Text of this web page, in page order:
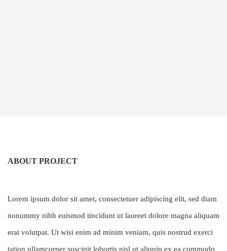
ABOUT PROJECT
Lorem ipsum dolor sit amet, consectetuer adipiscing elit, sed diam
nonummy nibh euismod tincidunt ut laoreet dolore magna aliquam
erat volutpat. Ut wisi enim ad minim veniam, quis nostrud exerci
tation ullamcorper suscipit lobortis nisl ut aliquip ex ea commodo